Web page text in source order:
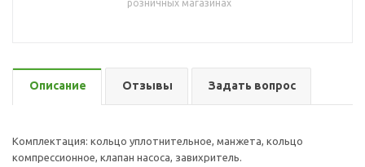
розничных магазинах
Описание Отзывы Задать вопрос
Комплектация: кольцо уплотнительное, манжета, кольцо
компрессионное, клапан насоса, завихритель.